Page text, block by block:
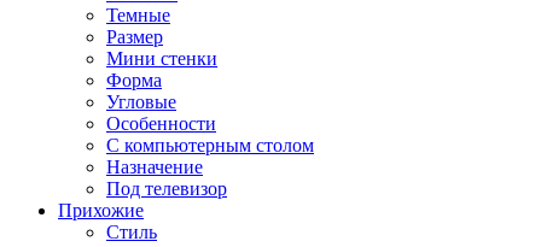
Темные
Размер
Мини стенки
Форма
Угловые
Особенности
С компьютерным столом
Назначение
Под телевизор
Прихожие
Стиль